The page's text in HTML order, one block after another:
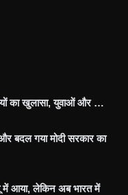
का खुलासा, युवाओं और …
बदल गया मोदी सरकार का
में आया, लेकिन अब भारत में